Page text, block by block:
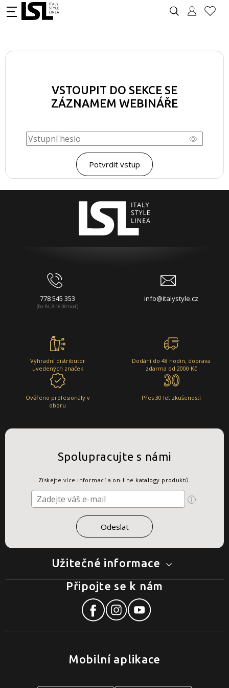
VSTOUPIT DO SEKCE SE
ZÁZNAMEM WEBINÁŘE
778 545 353
(Po-Pá, 8-16:00 hod.)
info@italystyle.cz
Výhradní distributor
uvedených značek
Dodání do 48 hodin, doprava
zdarma od 2000 Kč
Ověřeno profesionály v
oboru
Přes 30 let zkušeností
Užitečné informace
Spolupracujte s námi
Získejte více informací a on-line katalogy produktů.
Mobilní aplikace
Připojte se k nám